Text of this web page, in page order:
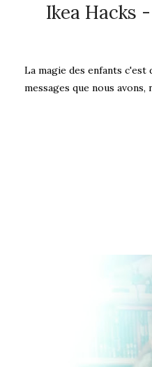
Ikea Hacks
La magie des enfants c'est
messages que nous